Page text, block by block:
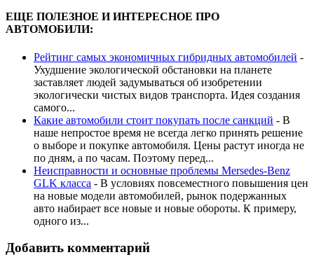
ЕЩЕ ПОЛЕЗНОЕ И ИНТЕРЕСНОЕ ПРО
АВТОМОБИЛИ:
Рейтинг самых экономичных гибридных автомобилей -
Ухудшение экологической обстановки на планете
заставляет людей задумываться об изобретении
экологически чистых видов транспорта. Идея создания
самого...
Какие автомобили стоит покупать после санкций - В
наше непростое время не всегда легко принять решение
о выборе и покупке автомобиля. Цены растут иногда не
по дням, а по часам. Поэтому перед...
Неисправности и основные проблемы Mersedes-Benz
GLK класса - В условиях повсеместного повышения цен
на новые модели автомобилей, рынок подержанных
авто набирает все новые и новые обороты. К примеру,
одного из...
Добавить комментарий